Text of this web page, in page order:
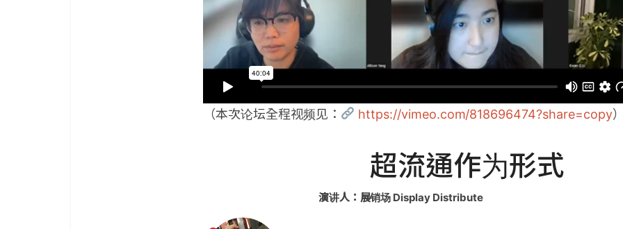
（本次论坛全程视频见： https://vimeo.com/818696474?share=copy
超流通作为形式
演讲人：展销场 Display Distribute